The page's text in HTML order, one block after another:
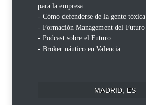
para la empresa
- Cómo defenderse de la gente tóxica
- Formación Management del Futuro
- Podcast sobre el Futuro
- Broker náutico en Valencia
MADRID, ES